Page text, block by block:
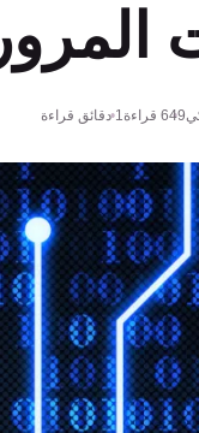
المرور
649 قراءة1 دقائق قراءة